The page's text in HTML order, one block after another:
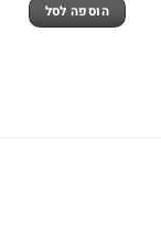
הוספה לסל